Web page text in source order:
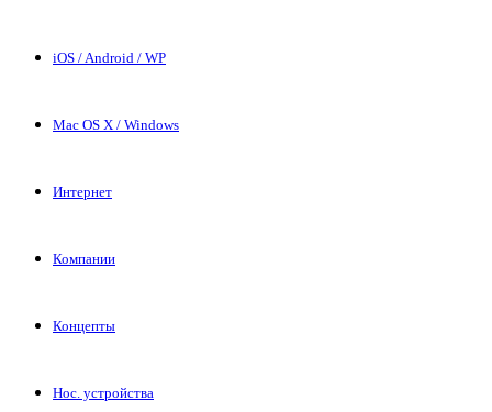
iOS / Android / WP
Mac OS X / Windows
Интернет
Компании
Концепты
Нос. устройства